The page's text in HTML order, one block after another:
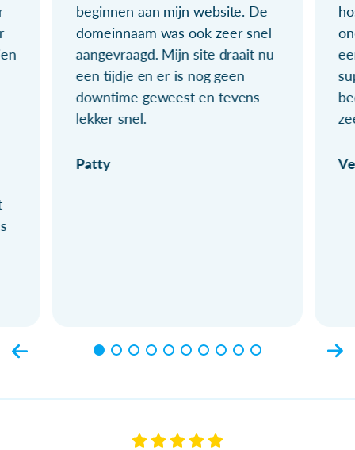
beginnen aan mijn website. De
domeinnaam was ook zeer snel
aangevraagd. Mijn site draait nu
een tijdje en er is nog geen
downtime geweest en tevens
lekker snel.
Patty